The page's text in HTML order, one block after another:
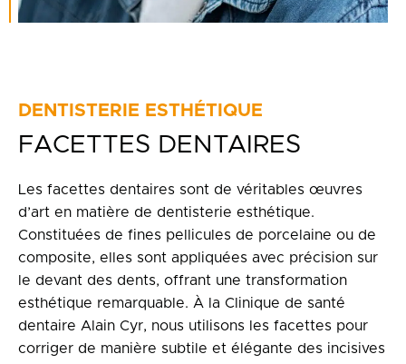
DENTISTERIE ESTHÉTIQUE
FACETTES DENTAIRES
Les facettes dentaires sont de véritables œuvres
d’art en matière de dentisterie esthétique.
Constituées de fines pellicules de porcelaine ou de
composite, elles sont appliquées avec précision sur
le devant des dents, offrant une transformation
esthétique remarquable. À la Clinique de santé
dentaire Alain Cyr, nous utilisons les facettes pour
corriger de manière subtile et élégante des incisives